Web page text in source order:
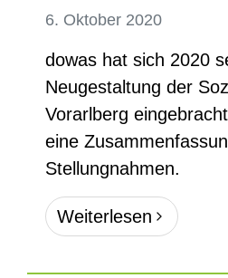
6. Oktober 2020
dowas hat sich 2020
Neugestaltung der
Vorarlberg
eine
Stellungnahmen.
Weiterlesen